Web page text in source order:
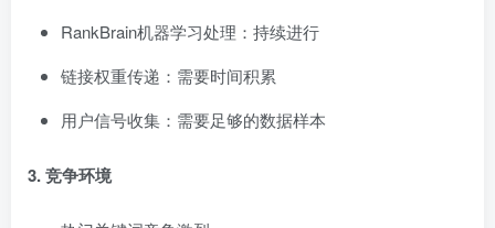
RankBrain机器学习处理：持续进行
链接权重传递：需要时间积累
用户信号收集：需要足够的数据样本
3. 竞争环境